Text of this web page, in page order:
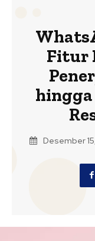
Fitur
Desember